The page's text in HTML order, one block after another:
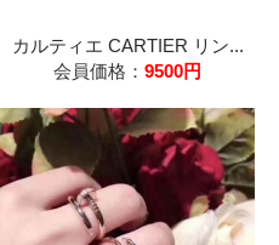
カルティエ CARTIER リン...
会員価格： 9500円